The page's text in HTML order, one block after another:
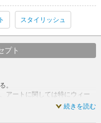
スタイリッシュ
プト
。
アートに関しては特にウィー
づくりにおいて料理以外によ
たちはこのオーナーの持つ世
続きを読む